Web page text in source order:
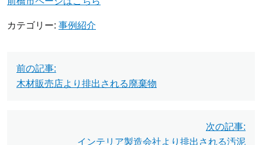
カテゴリー: 事例紹介
投
稿
前の記事:
木材販売店より排出される廃棄物
次の記事:
インテリア製造会社より排出される汚泥